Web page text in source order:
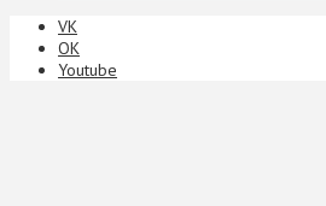
VK
ОК
Youtube